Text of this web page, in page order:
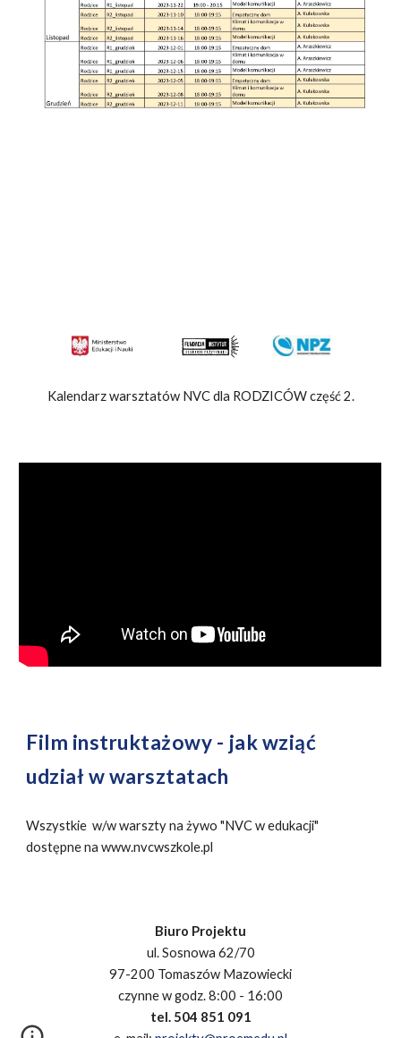
Kalendarz warsztatów NVC dla RODZICÓW część2.
Film instruktażowy - jak wziąć
udział w warsztatach
Wszystkie w/w warszty na żywo "NVC w edukacji"
dostępne na www.nvcwszkole.pl
Biuro Projektu
ul. Sosnowa 62/70
97-200 Tomaszów Mazowiecki
czynne w godz. 8:00 - 16:00
tel. 504 851 091